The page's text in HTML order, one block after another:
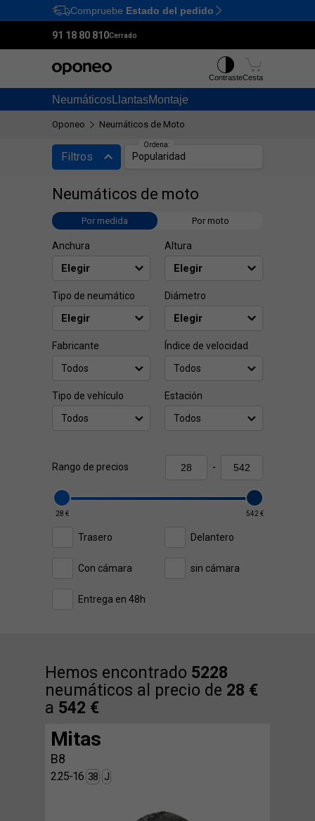
Ctrl M
Compruebe Estado del pedido
91 18 80 810Cerrado
Neumáticos LlantasMontaje
ContrasteCesta
Oponeo Neumáticos de Moto
Filtros
Neumáticos de moto
Por medida Por moto
Anchura Altura
Tipo de neumático Diámetro
Fabricante
Todos
Índice de velocidad
Todos
Tipo de vehículo
Todos
Estación
Todos
Rango de precios -
28 € 542 €
Trasero Delantero
Con cámara sin cámara
Entrega en 48h
Ordena:
Popularidad
Hemos encontrado 5228
neumáticos al precio de 28 €
a 542 €
Ordena:
Mitas
B8
2.25-16 38 J